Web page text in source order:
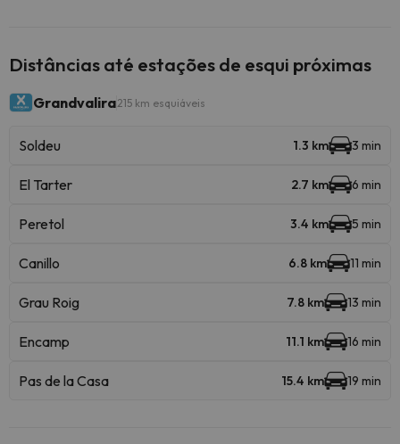
Distâncias até estações de esqui próximas
Grandvalira215 km esquiáveis
Soldeu 1.3 km 3 min
El Tarter 2.7 km 6 min
Peretol 3.4 km 5 min
Canillo 6.8 km 11 min
Grau Roig 7.8 km 13 min
Encamp 11.1 km 16 min
Pas de la Casa 15.4 km 19 min